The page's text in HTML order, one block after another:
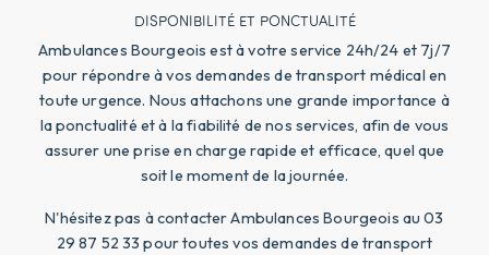
DISPONIBILITÉ ET PONCTUALITÉ
Ambulances Bourgeois est à votre service 24h/24 et 7j/7
pour répondre à vos demandes de transport médical en
toute urgence. Nous attachons une grande importance à
la ponctualité et à la fiabilité de nos services, afin de vous
assurer une prise en charge rapide et efficace, quel que
soit le moment de la journée.
N'hésitez pas à contacter Ambulances Bourgeois au 03
29 87 52 33 pour toutes vos demandes de transport